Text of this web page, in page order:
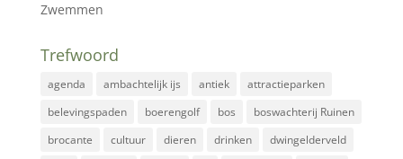
Zwemmen
Trefwoord
agenda ambachtelijk ijs antiek
attractieparken
belevingspaden
boerengolf bos
boswachterij Ruinen
brocante
cultuur dieren drinken
dwingelderveld